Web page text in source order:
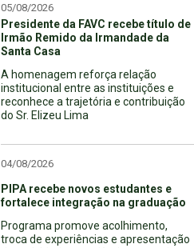
05/08/2026
Presidente da FAVC recebe título de
Irmão Remido da Irmandade da
Santa Casa
A homenagem reforça relação
institucional entre as instituições e
reconhece a trajetória e contribuição
do Sr. Elizeu Lima
04/08/2026
PIPA recebe novos estudantes e
fortalece integração na graduação
Programa promove acolhimento,
troca de experiências e apresentação